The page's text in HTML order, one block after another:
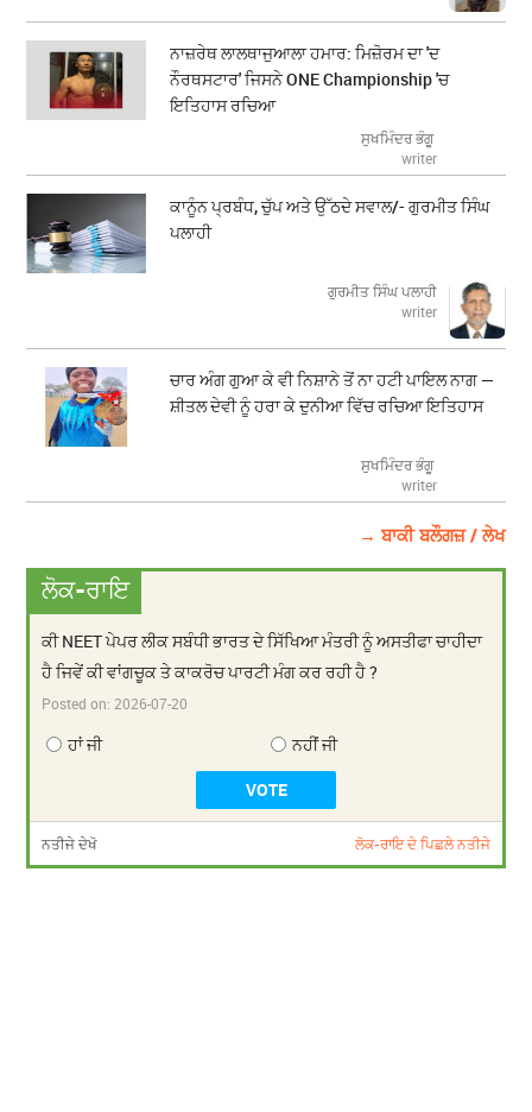
ਨਾਜ਼ਰੇਥ ਲਾਲਥਾਜੁਆਲਾ ਹਮਾਰ: ਮਿਜ਼ੋਰਮ ਦਾ 'ਦ
ਨੌਰਥਸਟਾਰ' ਜਿਸਨੇ ONE Championship 'ਚ
ਇਤਿਹਾਸ ਰਚਿਆ
ਸੁਖਮਿੰਦਰ ਭੰਗੂ
writer
ਕਾਨੂੰਨ ਪ੍ਰਬੰਧ, ਚੁੱਪ ਅਤੇ ਉੱਠਦੇ ਸਵਾਲ/- ਗੁਰਮੀਤ ਸਿੰਘ
ਪਲਾਹੀ
ਗੁਰਮੀਤ ਸਿੰਘ ਪਲਾਹੀ
writer
ਚਾਰ ਅੰਗ ਗੁਆ ਕੇ ਵੀ ਨਿਸ਼ਾਨੇ ਤੋਂ ਨਾ ਹਟੀ ਪਾਇਲ ਨਾਗ —
ਸ਼ੀਤਲ ਦੇਵੀ ਨੂੰ ਹਰਾ ਕੇ ਦੁਨੀਆ ਵਿੱਚ ਰਚਿਆ ਇਤਿਹਾਸ
ਸੁਖਮਿੰਦਰ ਭੰਗੂ
writer
→ ਬਾਕੀ ਬਲੌਗਜ਼ / ਲੇਖ
ਲੋਕ-ਰਾਇ
ਕੀ NEET ਪੇਪਰ ਲੀਕ ਸਬੰਧੀ ਭਾਰਤ ਦੇ ਸਿੱਖਿਆ ਮੰਤਰੀ ਨੂੰ ਅਸਤੀਫਾ ਚਾਹੀਦਾ
ਹੈ ਜਿਵੇਂ ਕੀ ਵਾਂਗਚੂਕ ਤੇ ਕਾਕਰੋਚ ਪਾਰਟੀ ਮੰਗ ਕਰ ਰਹੀ ਹੈ ?
Posted on:2026-07-20
ਹਾਂ ਜੀ ਨਹੀਂ ਜੀ
ਨਤੀਜੇ ਦੇਖੋ ਲੋਕ-ਰਾਇ ਦੇ ਪਿਛਲੇ ਨਤੀਜੇ